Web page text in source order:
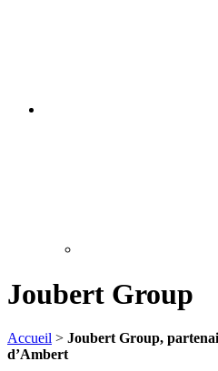
Joubert Group
Accueil > Joubert Group,
d’Ambert